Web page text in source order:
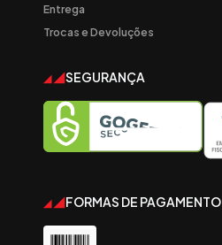
Entrega
Trocas e Devoluções
SEGURANÇA
FORMAS DE PAGAMENTO